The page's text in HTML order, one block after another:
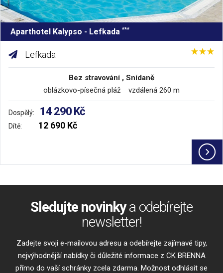
Aparthotel Kalypso - Lefkada ***
Lefkada
Bez stravování , Snídaně
oblázkovo-písečná pláž vzdálená 260 m
Dospělý: 14 290 Kč
Dítě: 12 690 Kč
Sledujte novinkya odebírejte
newsletter!
Zadejte svoji e-mailovou adresu a odebírejte zajímavé tipy,
nejvýhodnější nabídky či důležité informace z CK BRENNA
přímo do vaší schránky zcela zdarma. Možnost odhlásit se